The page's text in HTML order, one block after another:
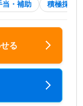
当・補助 積極採用中
る